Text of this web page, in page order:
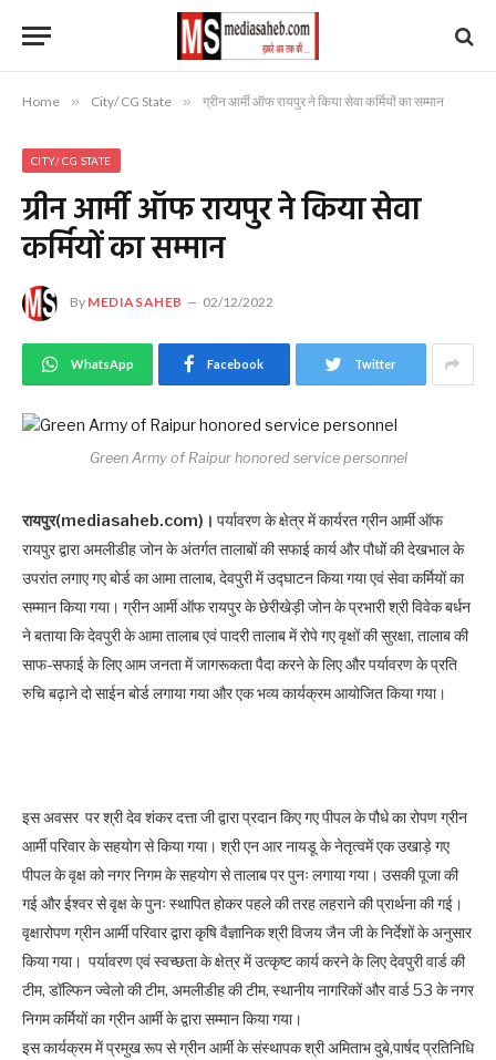
Home » City/ CG State » ग्रीन आर्मी ऑफ रायपुर ने किया सेवा कर्मियों का सम्मान
CITY/ CG STATE
ग्रीन आर्मी ऑफ रायपुर ने किया सेवा
कर्मियों का सम्मान
By MEDIASAHEB 02/12/2022
WhatsApp Facebook Twitter
Green Army of Raipur honored service personnel
रायपुर(mediasaheb.com)। पर्यावरण के क्षेत्र में कार्यरत ग्रीन आर्मी ऑफ
रायपुर द्वारा अमलीडीह जोन के अंतर्गत तालाबों की सफाई कार्य और पौधों की देखभाल के
उपरांत लगाए गए बोर्ड का आमा तालाब, देवपुरी में उद्घाटन किया गया एवं सेवा कर्मियों का
सम्मान किया गया। ग्रीन आर्मी ऑफ रायपुर के छेरीखेड़ी जोन के प्रभारी श्री विवेक बर्धन
ने बताया कि देवपुरी के आमा तालाब एवं पादरी तालाब में रोपे गए वृक्षों की सुरक्षा, तालाब की
साफ-सफाई के लिए आम जनता में जागरूकता पैदा करने के लिए और पर्यावरण के प्रति
रुचि बढ़ाने दो साईन बोर्ड लगाया गया और एक भव्य कार्यक्रम आयोजित किया गया।
इस अवसर पर श्री देव शंकर दत्ता जी द्वारा प्रदान किए गए पीपल के पौधे का रोपण ग्रीन
आर्मी परिवार के सहयोग से किया गया। श्री एन आर नायडू के नेतृत्वमें एक उखाड़े गए
पीपल के वृक्ष को नगर निगम के सहयोग से तालाब पर पुनः लगाया गया। उसकी पूजा की
गई और ईश्वर से वृक्ष के पुनः स्थापित होकर पहले की तरह लहराने की प्रार्थना की गई।
वृक्षारोपण ग्रीन आर्मी परिवार द्वारा कृषि वैज्ञानिक श्री विजय जैन जी के निर्देशों के अनुसार
किया गया। पर्यावरण एवं स्वच्छता के क्षेत्र में उत्कृष्ट कार्य करने के लिए देवपुरी वार्ड की
टीम, डॉल्फिन ज्वेलो की टीम, अमलीडीह की टीम, स्थानीय नागरिकों और वार्ड 53 के नगर
निगम कर्मियों का ग्रीन आर्मी के द्वारा सम्मान किया गया।
इस कार्यक्रम में प्रमुख रूप से ग्रीन आर्मी के संस्थापक श्री अमिताभ दुबे,पार्षद प्रतिनिधि